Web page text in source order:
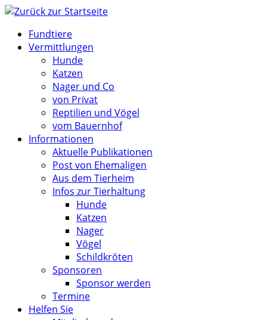
Zum
springenFundtiere
Vermittlungen
Hunde
Katzen
Nager und Co
von Privat
Reptilien und Vögel
vom Bauernhof
Informationen
Aktuelle Publikationen
Post von Ehemaligen
Aus dem Tierheim
Infos zur Tierhaltung
Hunde
Katzen
Nager
Vögel
Schildkröten
Sponsoren
Sponsor werden
Termine
Helfen Sie